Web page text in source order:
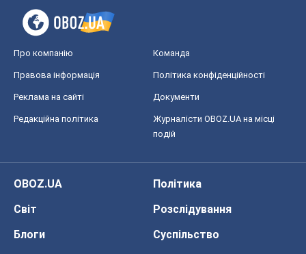
Про компанію Команда
Правова інформація Політика конфіденційності
Реклама на сайті Документи
Редакційна політика
Журналісти OBOZ.UA на місці
подій
OBOZ.UA
Політика
Світ
Розслідування
Блоги
Суспільство